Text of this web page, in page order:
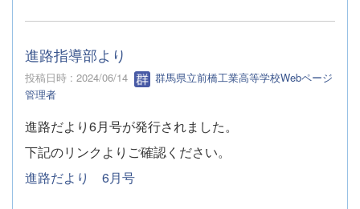
進路指導部より
投稿日時 : 2024/06/14
群馬県立前橋工業高等学校Webページ
管理者
進路だより6月号が発行されました。
下記のリンクよりご確認ください。
進路だより 6月号